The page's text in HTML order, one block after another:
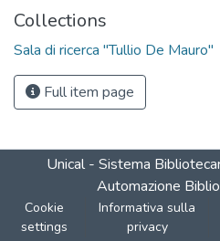
Collections
Sala di ricerca "Tullio De Mauro"
Full item page
Unical - Sistema
Automazione
Cookie
settings
Informativa sulla
privacy